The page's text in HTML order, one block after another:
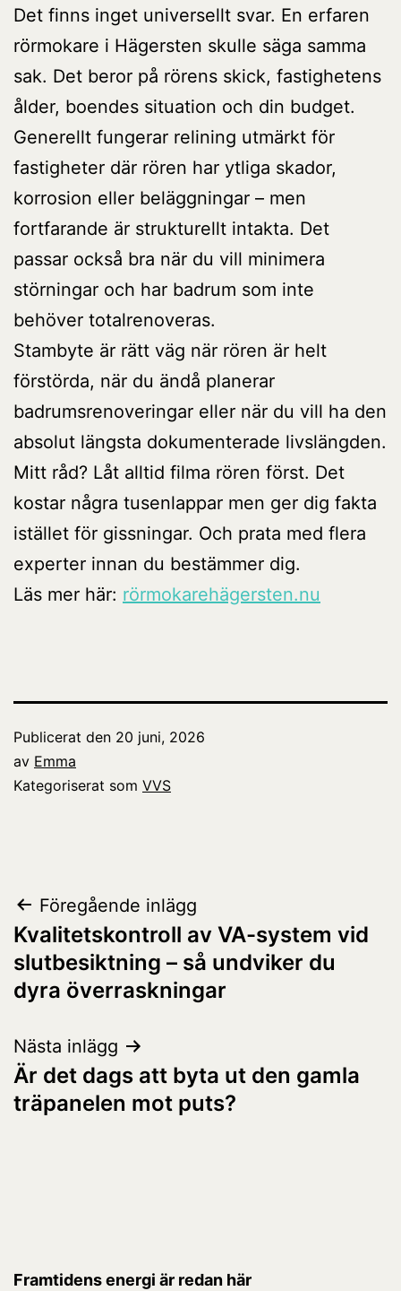
Det finns inget universellt svar. En erfaren
rörmokare i Hägersten skulle säga samma
sak. Det beror på rörens skick, fastighetens
ålder, boendes situation och din budget.
Generellt fungerar relining utmärkt för
fastigheter där rören har ytliga skador,
korrosion eller beläggningar – men
fortfarande är strukturellt intakta. Det
passar också bra när du vill minimera
störningar och har badrum som inte
behöver totalrenoveras.
Stambyte är rätt väg när rören är helt
förstörda, när du ändå planerar
badrumsrenoveringar eller när du vill ha den
absolut längsta dokumenterade livslängden.
Mitt råd? Låt alltid filma rören först. Det
kostar några tusenlappar men ger dig fakta
istället för gissningar. Och prata med flera
experter innan du bestämmer dig.
Läs mer här: rörmokarehägersten.nu
Publicerat den 20 juni, 2026
av Emma
Kategoriserat som VVS
Inläggsnavigering
Föregående inlägg
Kvalitetskontroll av VA-system vid
slutbesiktning – så undviker du
dyra överraskningar
Nästa inlägg
Är det dags att byta ut den gamla
träpanelen mot puts?
Framtidens energi är redan här